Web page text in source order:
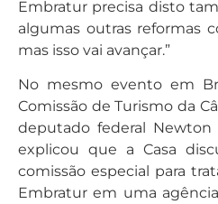
Embratur precisa disto
algumas outras reformas
mas isso vai avançar.”
No mesmo evento em
Comissão de Turismo da
deputado federal Newton
explicou que a Casa
comissão especial para
Embratur em uma